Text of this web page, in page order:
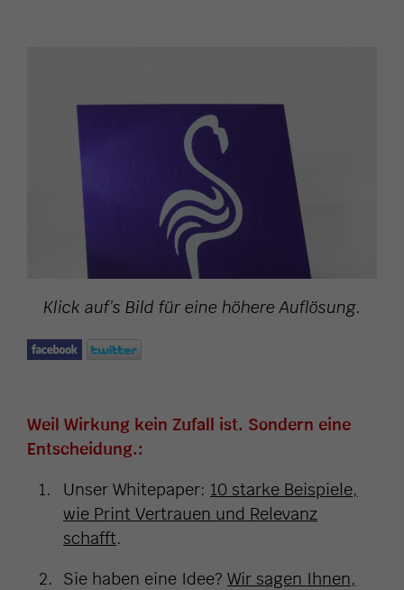
Klick auf’s Bild für eine höhere Auflösung.
Weil Wirkung kein Zufall ist. Sondern eine
Entscheidung.:
Unser Whitepaper: 10 starke Beispiele,
wie Print Vertrauen und Relevanz
schafft.
Sie haben eine Idee? Wir sagen Ihnen,